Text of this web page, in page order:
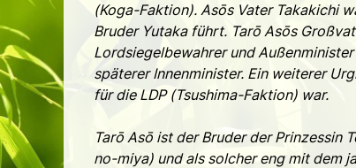
(Koga-Faktion). Asōs Vater Takakichi
Bruder Yutaka führt. Tarō Asōs
Lordsiegelbewahrer und
späterer Innenminister. Ein weiterer
für die LDP (Tsushima-Faktion) war.
Tarō Asō ist der Bruder der Prinzessin
no-miya) und als solcher eng mit dem